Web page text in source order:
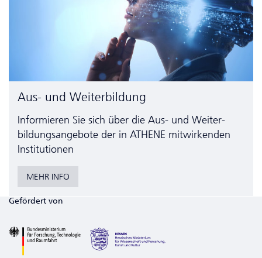
Aus- und Weiterbildung
Informieren Sie sich über die Aus- und Weiter­
bildungs­angebote der in ATHENE mitwirkenden
Institutionen
MEHR INFO
Gefördert von